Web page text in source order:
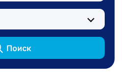
Поиск